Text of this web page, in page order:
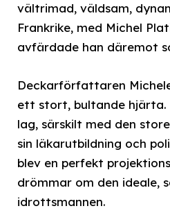
vältrimad, väldsam,
Frankrike, med Michel
avfärdade han däremot
Deckarförfattaren
ett stort, bultande hjärta.
lag, särskilt med den
sin läkarutbildning och
blev en perfekt
drömmar om den ideale,
idrottsmannen.